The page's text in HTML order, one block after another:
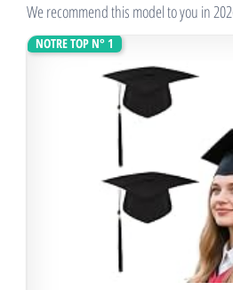
We recommend this model to you in
NOTRE TOP N° 1